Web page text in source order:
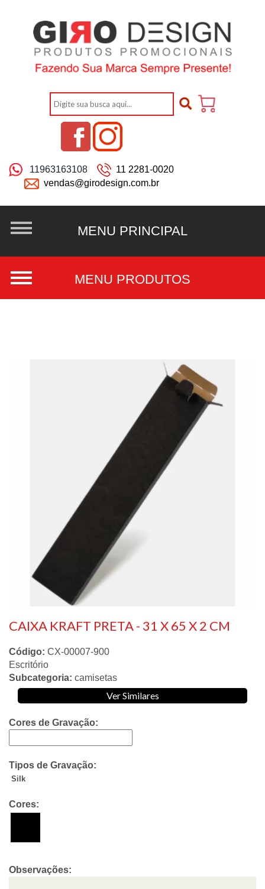
11963163108
11 2281-0020
vendas@girodesign.com.br
CAIXA KRAFT PRETA - 31 X 65 X 2 CM
Código: CX-00007-900
Escritório
Subcategoria: camisetas
Ver Similares
Cores de Gravação:
Tipos de Gravação:
Silk
Cores:
Observações: